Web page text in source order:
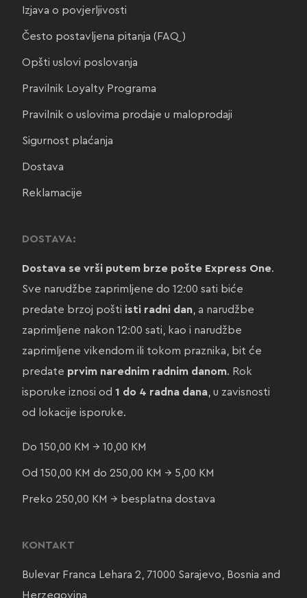
Izjava o povjerljivosti
Često postavljena pitanja (FAQ)
Opšti uslovi poslovanja
Pravilnik Loyalty Programa
Pravilnik o uslovima prodaje u maloprodaji
Sigurnost plaćanja
Dostava
Reklamacije
DOSTAVA:
Dostava se vrši putem brze pošte Express One.
Sve narudžbe zaprimljene do 12:00 sati biće
predate brzoj pošti isti radni dan, a narudžbe
zaprimljene nakon 12:00 sati, kao i narudžbe
zaprimljene vikendom ili tokom praznika, bit će
predate prvim narednim radnim danom. Rok
isporuke iznosi od 1 do 4 radna dana, u zavisnosti
od lokacije isporuke.
Do 150,00 KM → 10,00 KM
Od 150,00 KM do 250,00 KM → 5,00 KM
Preko 250,00 KM → besplatna dostava
KONTAKT
Bulevar Franca Lehara 2, 71000 Sarajevo, Bosnia and
Herzegovina